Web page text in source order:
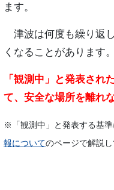
ます。
津波は何度も繰り返
くなることがあります。
「観測中」と発表され
て、安全な場所を離れ
※「観測中」と発表する基準
報についてのページで解説し